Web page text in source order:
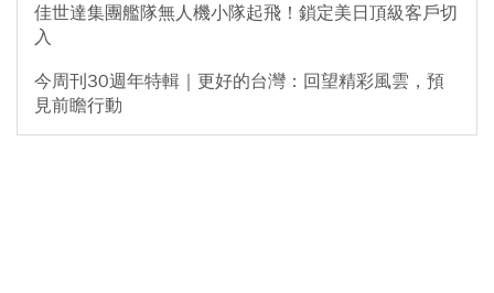
佳世達集團艦隊無人機小隊起飛！鎖定美日頂級客戶切
入
今周刊30週年特輯｜更好的台灣：回望精彩風雲，預
見前瞻行動